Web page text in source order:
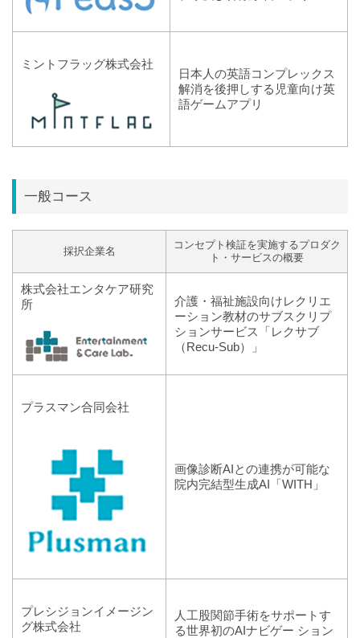
ミントフラッグ株式会社
日本人の英語コンプレックス
解消を後押しする児童向け英
語ゲームアプリ
一般コース
採択企業名
コンセプト検証を実施するプロダク
ト・サービスの概要
株式会社エンタケア研究
所
介護・福祉施設向けレクリエ
ーション教材のサブスクリプ
ションサービス「レクサブ
（Recu-Sub）」
プラスマン合同会社
画像診断AIとの連携が可能な
院内完結型生成AI「WITH」
プレシジョンイメージン
グ株式会社
人工股関節手術をサポートす
る世界初のAIナビゲー ション